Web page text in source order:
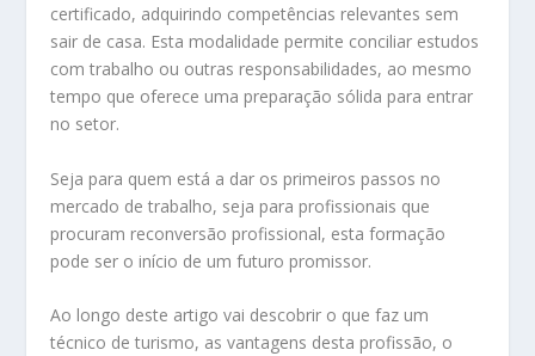
certificado, adquirindo competências relevantes sem
sair de casa. Esta modalidade permite conciliar estudos
com trabalho ou outras responsabilidades, ao mesmo
tempo que oferece uma preparação sólida para entrar
no setor.
Seja para quem está a dar os primeiros passos no
mercado de trabalho, seja para profissionais que
procuram reconversão profissional, esta formação
pode ser o início de um futuro promissor.
Ao longo deste artigo vai descobrir o que faz um
técnico de turismo, as vantagens desta profissão, o